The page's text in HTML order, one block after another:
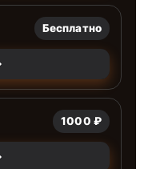
Бесплатно
1000 ₽